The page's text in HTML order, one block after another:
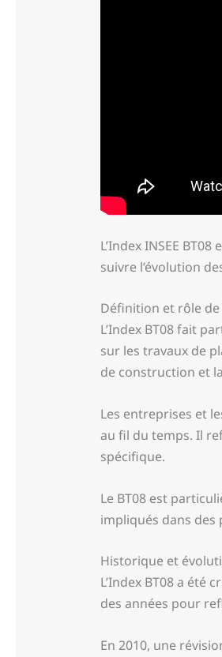
L’Index INSEE
suivre l’évolution
Définition et rôle de
L’Index BT08 fait
sur les travaux de
de construction et
Les entreprises et
au fil du temps. Il
spécifique.
Le BT08 est
impliqués dans
Historique et
L’Index BT08 a été
des années pour
En 2010, une